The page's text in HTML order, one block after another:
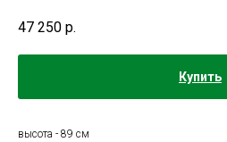
47 250 р.
Купить
высота - 89 см